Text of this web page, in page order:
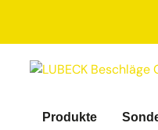
Zur
Produkte